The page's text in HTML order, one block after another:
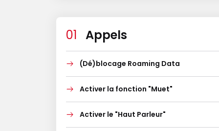
Appels
(Dé)blocage Roaming Data
Activer la fonction "Muet"
Activer le "Haut Parleur"